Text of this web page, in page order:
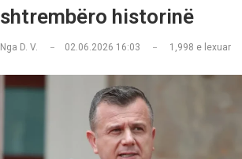
shtrembëro historinë
Nga D. V. 02.06.2026 16:03 1,998 e lexuar